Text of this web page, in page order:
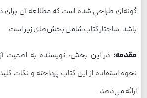
گونه‌ای طراحی شده است که مطالعه آن برای
باشد. ساختار کتاب شامل بخش‌های زیر است:
مقدمه: در این بخش، نویسنده به اهمیت
نحوه استفاده از این کتاب پرداخته و نکات
ارائه می‌دهد.